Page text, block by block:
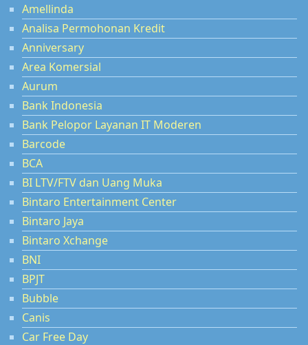
Amellinda
Analisa Permohonan Kredit
Anniversary
Area Komersial
Aurum
Bank Indonesia
Bank Pelopor Layanan IT Moderen
Barcode
BCA
BI LTV/FTV dan Uang Muka
Bintaro Entertainment Center
Bintaro Jaya
Bintaro Xchange
BNI
BPJT
Bubble
Canis
Car Free Day